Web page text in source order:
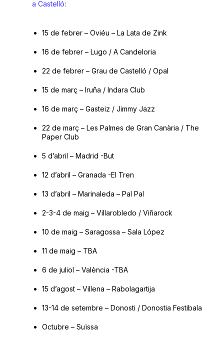
a Castelló:
15 de febrer – Oviéu – La Lata de Zink
16 de febrer – Lugo / A Candeloria
22 de febrer – Grau de Castelló / Opal
15 de març – Iruña / Indara Club
16 de març – Gasteiz / Jimmy Jazz
22 de març – Les Palmes de Gran Canària / The
Paper Club
5 d’abril – Madrid -But
12 d’abril – Granada -El Tren
13 d’abril – Marinaleda – Pal Pal
2-3-4 de maig – Villarobledo / Viñarock
10 de maig – Saragossa – Sala López
11 de maig – TBA
6 de juliol – València -TBA
15 d’agost – Villena – Rabolagartija
13-14 de setembre – Donosti / Donostia Festibala
Octubre – Suïssa